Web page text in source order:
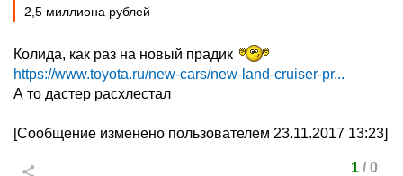
2,5 миллиона рублей
Колида, как раз на новый прадик
https://www.toyota.ru/new-cars/new-land-cruiser-pr...
А то дастер расхлестал
[Сообщение изменено пользователем 23.11.2017 13:23]
1/ 0